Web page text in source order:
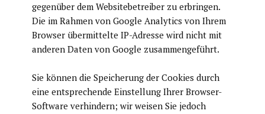
gegenüber dem Websitebetreiber zu erbringen.
Die im Rahmen von Google Analytics von Ihrem
Browser übermittelte IP-Adresse wird nicht mit
anderen Daten von Google zusammengeführt.
Sie können die Speicherung der Cookies durch
eine entsprechende Einstellung Ihrer Browser-
Software verhindern; wir weisen Sie jedoch